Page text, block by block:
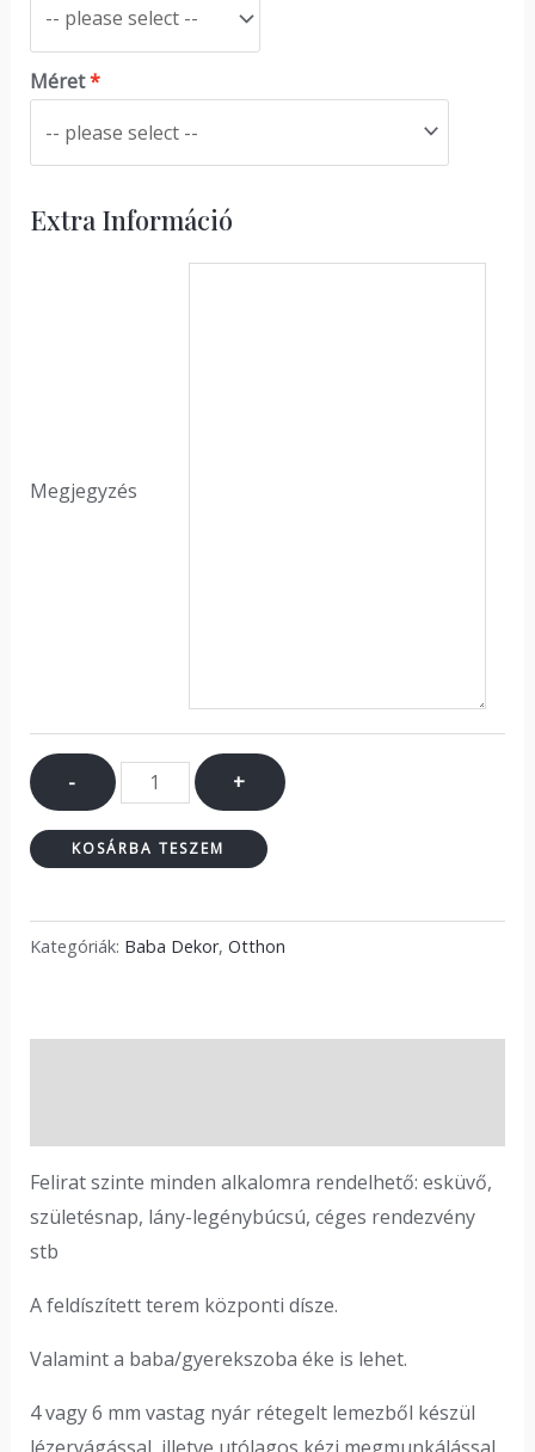
Méret
Extra Információ
Megjegyzés
- +
KOSÁRBA TESZEM
Kategóriák: Baba Dekor, Otthon
Felirat szinte minden alkalomra rendelhető: esküvő,
születésnap, lány-legénybúcsú, céges rendezvény
stb
A feldíszített terem központi dísze.
Valamint a baba/gyerekszoba éke is lehet.
4 vagy 6 mm vastag nyár rétegelt lemezből készül
lézervágással, illetve utólagos kézi megmunkálással.